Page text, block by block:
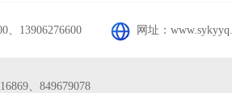
、13906276600 网址：
、849679078